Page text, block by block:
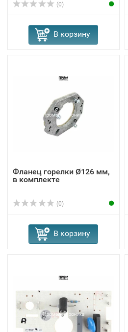
(0)
В корзину
Фланец горелки Ø126 мм,
в комплекте
(0)
В корзину